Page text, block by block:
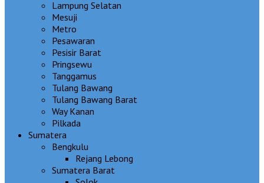
Lampung Selatan
Mesuji
Metro
Pesawaran
Pesisir Barat
Pringsewu
Tanggamus
Tulang Bawang
Tulang Bawang Barat
Way Kanan
Pilkada
Sumatera
Bengkulu
Rejang Lebong
Sumatera Barat